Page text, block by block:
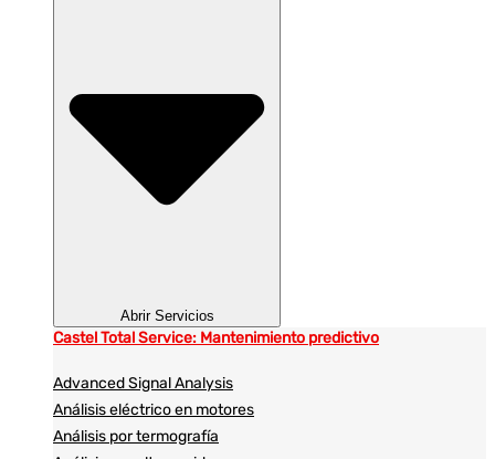
Abrir Servicios
Castel Total Service: Mantenimiento predictivo
Advanced Signal Analysis
Análisis eléctrico en motores
Análisis por termografía